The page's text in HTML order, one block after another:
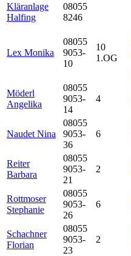
Kläranlage
Halfing
08055
8246
Lex Monika
08055
9053-
10
10
1.OG
Möderl
Angelika
08055
9053-
14
4
Naudet Nina
08055
9053-
36
6
Reiter
Barbara
08055
9053-
21
2
Rottmoser
Stephanie
08055
9053-
26
6
Schachner
Florian
08055
9053-
23
2